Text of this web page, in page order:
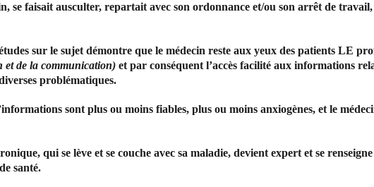
se faisait ausculter, repartait avec son ordonnance et/ou son arrêt de
sur le sujet démontre que le médecin reste aux yeux des patients LE
et de la communication) et par conséquent l’accès facilité aux informations
problématiques.
sont plus ou moins fiables, plus ou moins anxiogènes, et le
qui se lève et se couche avec sa maladie, devient expert et se
santé.